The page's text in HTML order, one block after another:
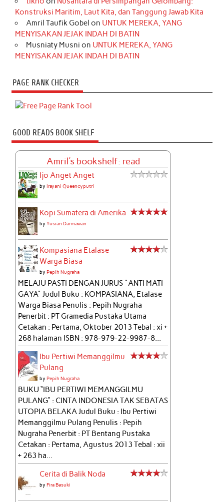
Konstruksi Maritim, Laut Kita, dan Tanggung Jawab Kita
Amril Taufik Gobel on UNTUK MEREKA, YANG
MENYISAKAN JEJAK INDAH DI BATIN
Musniaty Musni on UNTUK MEREKA, YANG
MENYISAKAN JEJAK INDAH DI BATIN
PAGE RANK CHECKER
GOOD READS BOOK SHELF
Amril's bookshelf: read
Ijo Anget Anget
byIrayani Queencyputri
Kopi Sumatera di Amerika
byYusran Darmawan
Kompasiana Etalase
Warga Biasa
byPepih Nugraha
MELAJU PASTI DENGAN JURUS "ANTI MATI
GAYA" Judul Buku : KOMPASIANA, Etalase
Warga Biasa Penulis : Pepih Nugraha
Penerbit : PT Gramedia Pustaka Utama
Cetakan : Pertama, Oktober 2013 Tebal : xi +
268 halaman ISBN : 978-979-22-9987-8...
Ibu Pertiwi Memanggilmu
Pulang
byPepih Nugraha
BUKU “IBU PERTIWI MEMANGGILMU
PULANG” : CINTA INDONESIA TAK SEBATAS
UTOPIA BELAKA Judul Buku : Ibu Pertiwi
Memanggilmu Pulang Penulis : Pepih
Nugraha Penerbit : PT Bentang Pustaka
Cetakan : Pertama, Agustus 2013 Tebal : xii
+ 263 ha...
Cerita di Balik Noda
byFira Basuki